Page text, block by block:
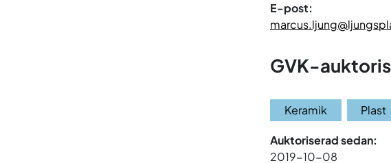
E-post:
GVK-
Keramik Plast
Auktoriserad sedan:
2019-10-08